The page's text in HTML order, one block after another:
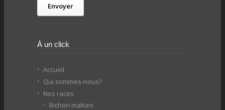
À un click
Accueil
Qui sommes-nous?
Nos races
Bichon maltais